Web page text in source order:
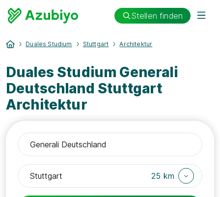
Stellen finden
Duales Studium Stuttgart Architektur
Duales Studium Generali
Deutschland Stuttgart
Architektur
25 km